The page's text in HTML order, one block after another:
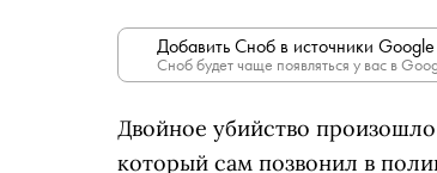
Добавить Сноб в источники Google
Сноб будет чаще появляться у вас в
Двойное убийство
который сам позвонил в